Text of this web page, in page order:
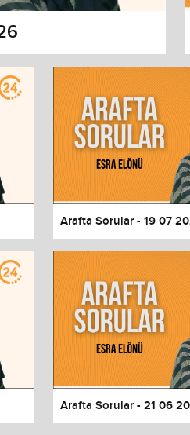
dialog
and close the window.
Done
Arafta Sorular - 19 07
Arafta Sorular - 21 06